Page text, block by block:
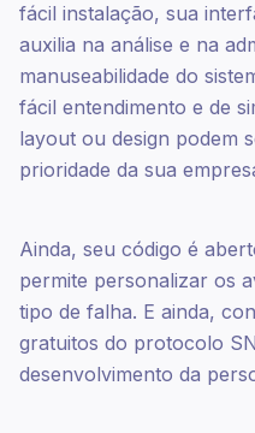
fácil instalação, sua
auxilia na análise e na
manuseabilidade do
fácil entendimento e de
layout ou design podem
prioridade da sua
Ainda, seu código é
permite personalizar os
tipo de falha. E ainda,
gratuitos do protocolo
desenvolvimento da